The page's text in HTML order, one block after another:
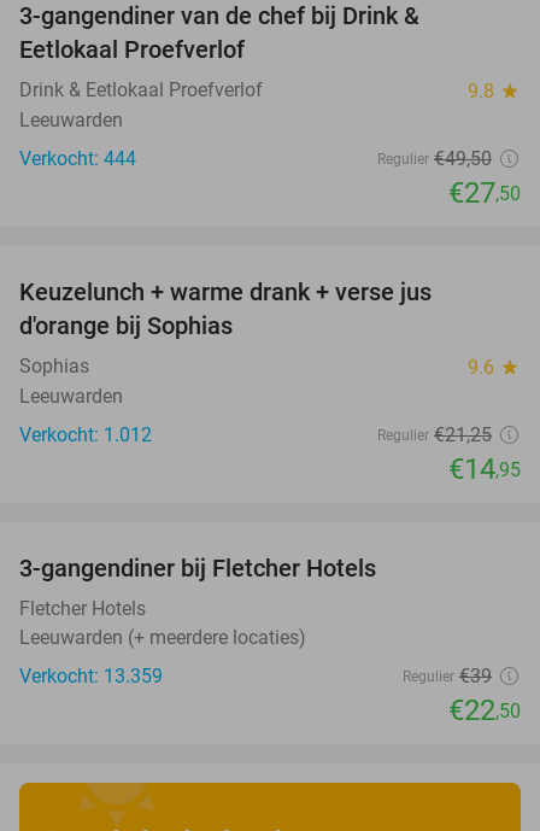
3-gangendiner van de chef bij Drink &
Eetlokaal Proefverlof
Drink & Eetlokaal Proefverlof 9.8 star
Leeuwarden
Verkocht: 444
Regulier €49,50
€27,50
Keuzelunch + warme drank + verse jus
d'orange bij Sophias
Sophias 9.6 star
Leeuwarden
Verkocht: 1.012
Regulier €21,25
€14,95
3-gangendiner bij Fletcher Hotels
Fletcher Hotels
Leeuwarden (+ meerdere locaties)
Verkocht: 13.359
Regulier €39
€22,50